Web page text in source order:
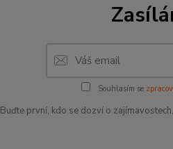
Souhlasím se
Buďte první, kdo se dozví o